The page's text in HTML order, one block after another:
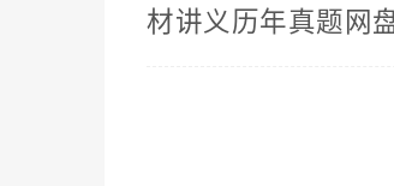
材讲义历年真题网